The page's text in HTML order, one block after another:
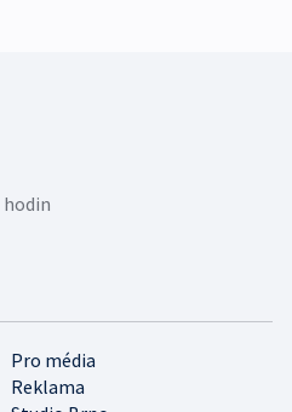
Pro média
Reklama
hodin